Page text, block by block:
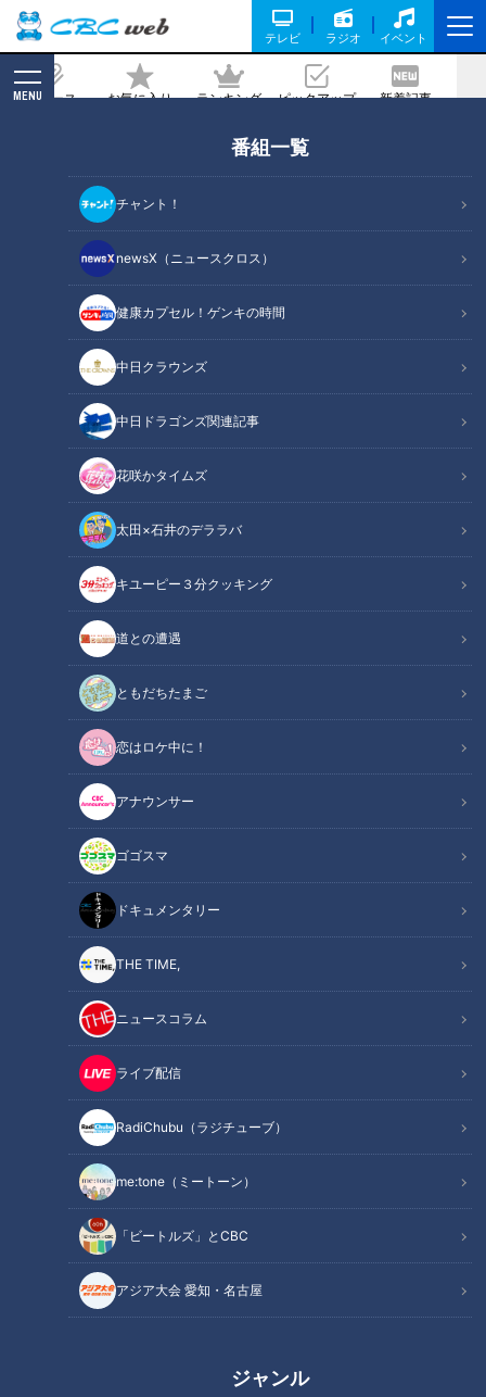
テレビ ラジオ イベント
ニュース お気に入り ランキング ピックアップ 新着記事
MENU
番組一覧
チャント！
newsX（ニュースクロス）
健康カプセル！ゲンキの時間
中日クラウンズ
中日ドラゴンズ関連記事
花咲かタイムズ
太田×石井のデララバ
キユーピー３分クッキング
道との遭遇
ともだちたまご
恋はロケ中に！
アナウンサー
ゴゴスマ
ドキュメンタリー
THE TIME,
ニュースコラム
ライブ配信
RadiChubu（ラジチューブ）
me:tone（ミートーン）
「ビートルズ」とCBC
アジア大会 愛知・名古屋
ジャンル
を片付ける“特殊清掃”…超高齢社会の現
記事に戻る
「遺体の体液で腐食が…」孤独死の部屋を片付ける“特殊清掃”…超高齢社
この記事の画像
記事に戻る
この記事を見たあなたへのおすすめ
【カメラテスト総集編】CBCに
眠る㊙︎映像を一気見！アナウン
サーの採用試験の映像をみんな
で観よう！【CBCアナウンサ
定住者ゼロ＆冬は立ち入り禁
止！？岐阜のディープすぎる限
る人々とその理由とは…
フランス人は菓子店「シャトレ
突如山に突き当たる道【道との